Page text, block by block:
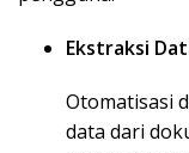
Ekstraksi
Otomatisasi
data dari